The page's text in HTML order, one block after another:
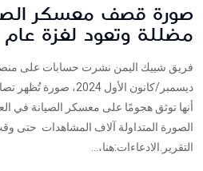
صورة قصف معسكر
مضللة وتعود لغزة عام 2021
ديسمبر/كانون الأول
أنها توثق هجومًا على معسكر الصيانة في
الصورة المتداولة آلاف المشاهدات حتى
التقرير.الادعاءات:هنا،...